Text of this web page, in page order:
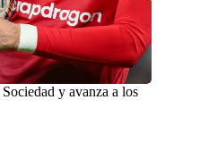
y avanza a los